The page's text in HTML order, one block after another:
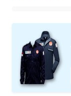
WAHANA
SELEB
WAHANA